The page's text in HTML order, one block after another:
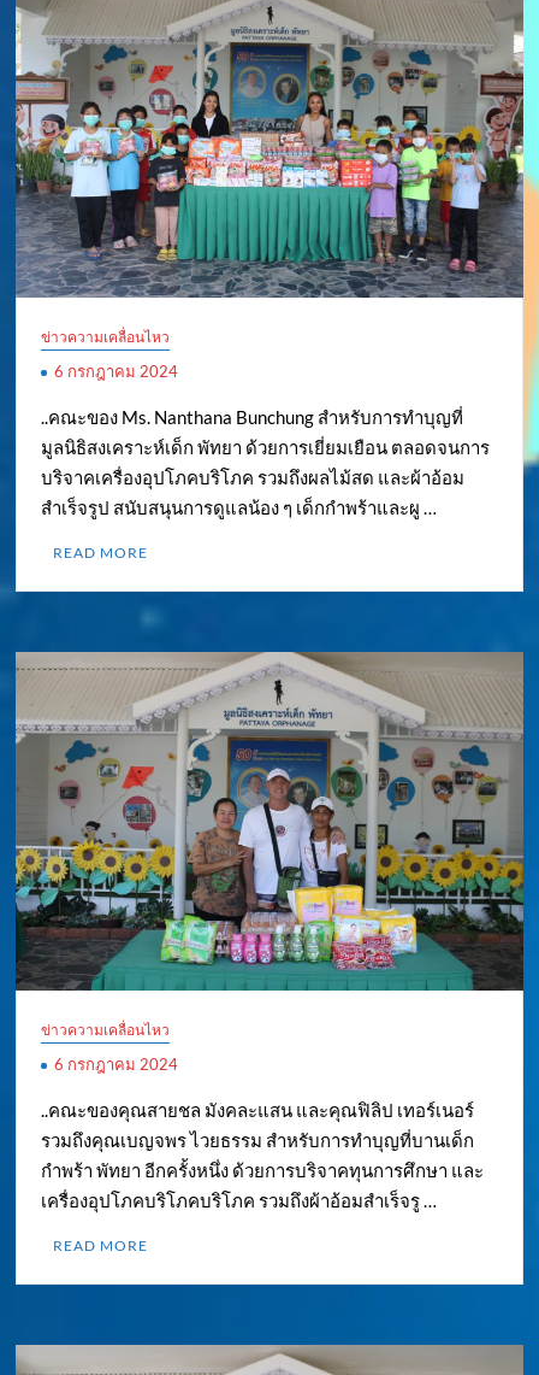
ข่าวความเคลื่อนไหว
6 กรกฎาคม 2024
..คณะของ Ms. Nanthana Bunchung สำหรับการทำบุญที่
มูลนิธิสงเคราะห์เด็ก พัทยา ด้วยการเยี่ยมเยือน ตลอดจนการ
บริจาคเครื่องอุปโภคบริโภค รวมถึงผลไม้สด และผ้าอ้อม
สำเร็จรูป สนับสนุนการดูแลน้อง ๆ เด็กกำพร้าและผู …
READ MORE
ข่าวความเคลื่อนไหว
6 กรกฎาคม 2024
..คณะของคุณสายชล มังคละแสน และคุณฟิลิป เทอร์เนอร์
รวมถึงคุณเบญจพร ไวยธรรม สำหรับการทำบุญที่บานเด็ก
กำพร้า พัทยา อีกครั้งหนึ่ง ด้วยการบริจาคทุนการศึกษา และ
เครื่องอุปโภคบริโภคบริโภค รวมถึงผ้าอ้อมสำเร็จรู …
READ MORE